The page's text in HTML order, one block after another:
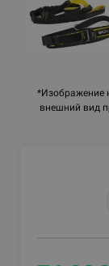
*Изображение
внешний вид